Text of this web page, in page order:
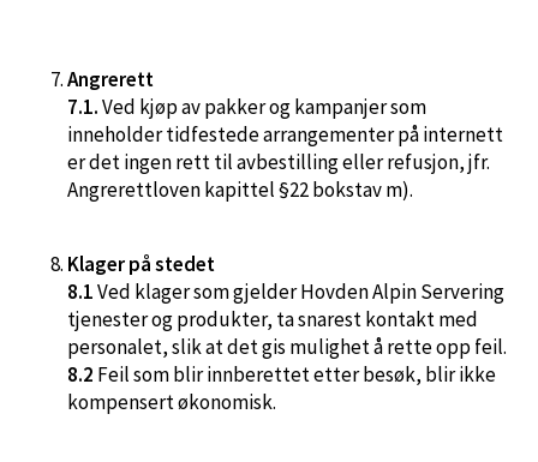
Angrerett
7.1.Ved kjøp av pakker og kampanjer som
inneholder tidfestede arrangementer på internett
er det ingen rett til avbestilling eller refusjon, jfr.
Angrerettloven kapittel §22 bokstav m).
Klager på stedet
8.1Ved klager som gjelder Hovden Alpin Servering
tjenester og produkter, ta snarest kontakt med
personalet, slik at det gis mulighet å rette opp feil.
8.2 Feil som blir innberettet etter besøk, blir ikke
kompensert økonomisk.